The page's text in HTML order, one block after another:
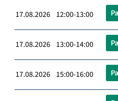
17.08.2026 12:00-13:00
17.08.2026 13:00-14:00
17.08.2026 15:00-16:00